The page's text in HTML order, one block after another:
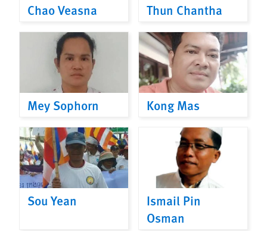
Chao Veasna Thun Chantha
Mey Sophorn Kong Mas
Sou Yean
Ismail Pin
Osman